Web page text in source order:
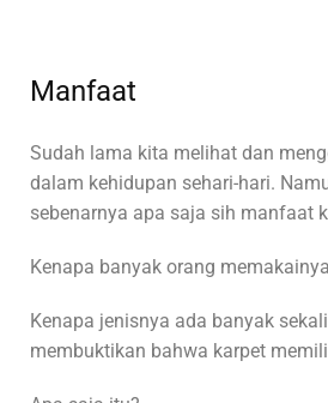
Manfaat
Sudah lama kita melihat dan
dalam kehidupan sehari-hari.
sebenarnya apa saja sih manfaat
Kenapa banyak orang
Kenapa jenisnya ada banyak
membuktikan bahwa karpet